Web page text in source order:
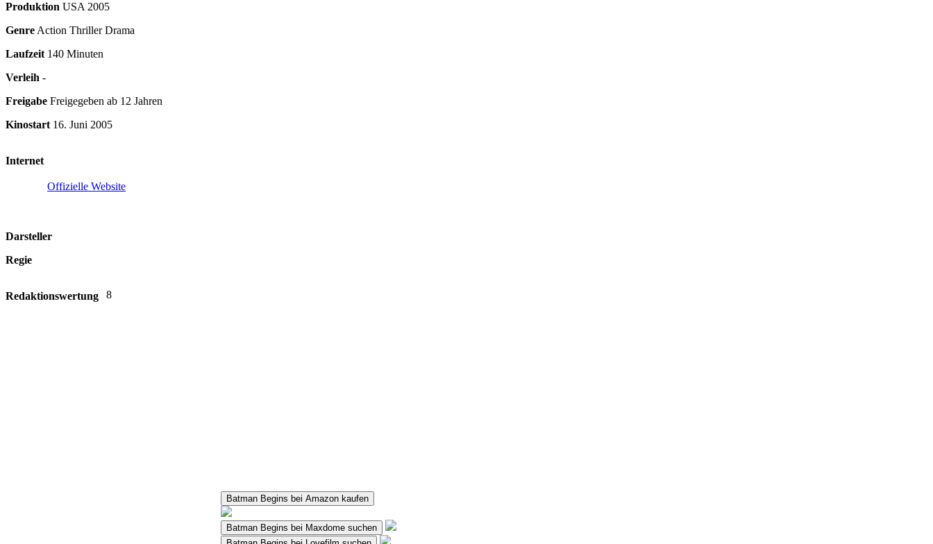
Produktion USA2005
GenreAction Thriller Drama
Laufzeit140 Minuten
Verleih -
Freigabe Freigegeben ab 12 Jahren
Kinostart 16. Juni 2005
Internet
Offizielle Website
Darsteller
Regie
Redaktionswertung 8
Batman Begins bei Amazon kaufen
Batman Begins bei Maxdome suchen